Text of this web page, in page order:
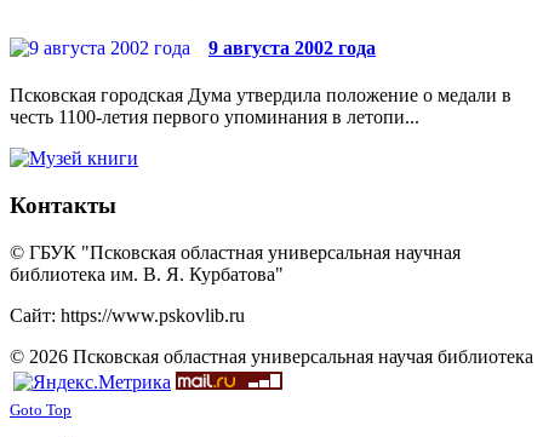
9 августа 2002 года
Псковская городская Дума утвердила положение о медали в
честь 1100-летия первого упоминания в летопи...
Контакты
© ГБУК "Псковская областная универсальная научная
библиотека им. В. Я. Курбатова"
Сайт: https://www.pskovlib.ru
© 2026 Псковская областная универсальная научая библиотека
Goto Top